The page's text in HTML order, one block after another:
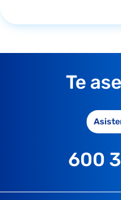
Te
600